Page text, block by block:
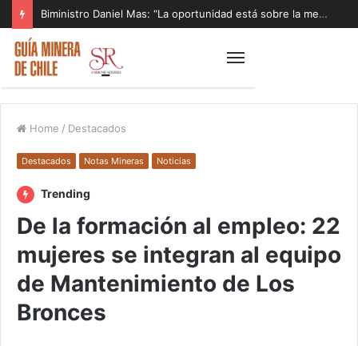
Biministro Daniel Mas: “La oportunidad está sobre la mesa y tenemos que aprovecharla”
Home / Destacados
Destacados Notas Mineras Noticias
Trending
De la formación al empleo: 22
mujeres se integran al equipo
de Mantenimiento de Los
Bronces